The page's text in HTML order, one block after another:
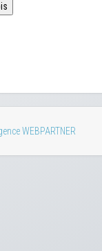
WEBPARTNER